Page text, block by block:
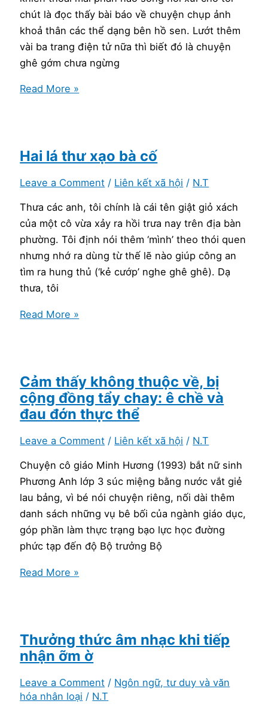
chút là đọc thấy bài báo về chuyện chụp ảnh
khoả thân các thể dạng bên hồ sen. Lướt thêm
vài ba trang điện tử nữa thì biết đó là chuyện
ghê gớm chưa ngừng
Hay-
khen-
thiệt
tình
các
ấy
có
cảm
thấy
đàng
Read More »
Hai lá thư xạo bà cố
Leave a Comment / Liên kết xã hội / N.T
Thưa các anh, tôi chính là cái tên giật giỏ xách
của một cô vừa xảy ra hồi trưa nay trên địa bàn
phường. Tôi định nói thêm ‘mình’ theo thói quen
nhưng nhớ ra dùng từ thế lẽ nào giúp công an
tìm ra hung thủ (‘kẻ cướp’ nghe ghê ghê). Dạ
thưa, tôi
Hai
bà
cố
Read More »
Cảm thấy không thuộc về, bị
cộng đồng tẩy chay: ê chề và
đau đớn thực thể
Leave a Comment / Liên kết xã hội / N.T
Chuyện cô giáo Minh Hương (1993) bắt nữ sinh
Phương Anh lớp 3 súc miệng bằng nước vắt giẻ
lau bảng, vì bé nói chuyện riêng, nối dài thêm
danh sách những vụ bê bối của ngành giáo dục,
góp phần làm thực trạng bạo lực học đường
phức tạp đến độ Bộ trưởng Bộ
Cảm
về,
bị
đồng
tẩy
Read More »
Thưởng thức âm nhạc khi tiếp
nhận ỡm ờ
Leave a Comment / Ngôn ngữ, tư duy và văn
hóa nhân loại / N.T